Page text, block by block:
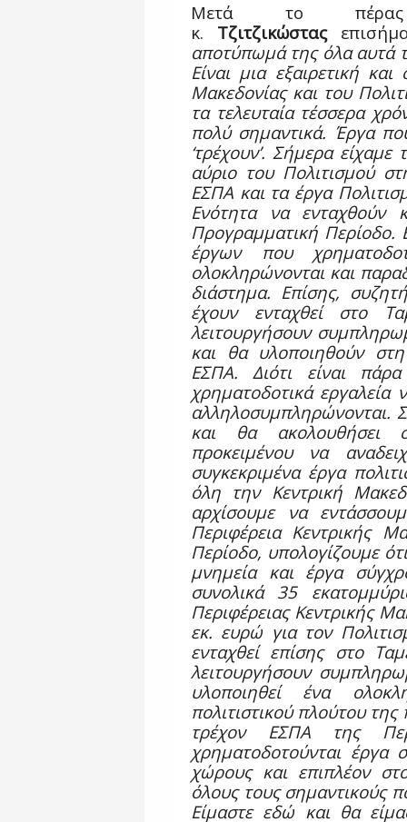
Μετά το
κ. Τζιτζικώστας
αποτύπωμά της όλα αυτά
Είναι μια εξαιρετική
Μακεδονίας και του
τα τελευταία τέσσερα
πολύ σημαντικά. Έργα
‘τρέχουν’. Σήμερα
αύριο του Πολιτισμού
ΕΣΠΑ και τα έργα
Ενότητα να ενταχθούν
Προγραμματική Περίοδο.
έργων που
ολοκληρώνονται και
διάστημα. Επίσης,
έχουν ενταχθεί στο
λειτουργήσουν
και θα υλοποιηθούν
ΕΣΠΑ. Διότι είναι
χρηματοδοτικά εργαλεία
αλληλοσυμπληρώνονται.
και θα ακολουθήσει
προκειμένου να
συγκεκριμένα έργα
όλη την Κεντρική
αρχίσουμε να
Περιφέρεια Κεντρικής
Περίοδο, υπολογίζουμε
μνημεία και έργα
συνολικά 35
Περιφέρειας Κεντρικής
εκ. ευρώ για τον
ενταχθεί επίσης στο
λειτουργήσουν
υλοποιηθεί ένα
πολιτιστικού πλούτου
τρέχον ΕΣΠΑ της
χρηματοδοτούνται έργα
χώρους και επιπλέον
όλους τους σημαντικούς
Είμαστε εδώ και θα